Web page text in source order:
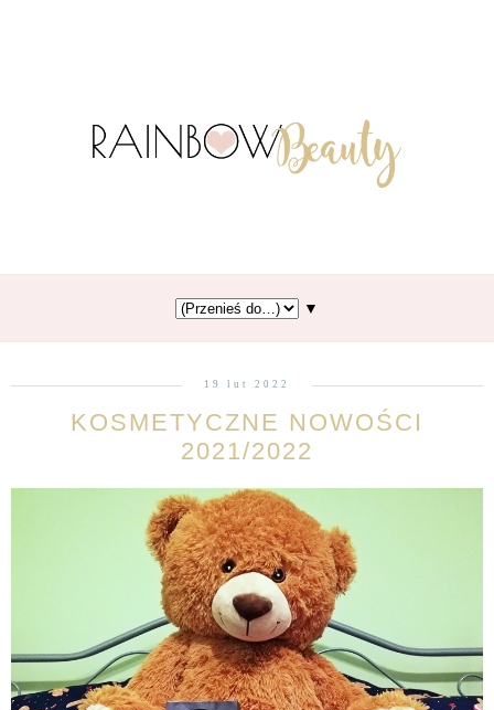
▼
19 lut 2022
KOSMETYCZNE NOWOŚCI
2021/2022